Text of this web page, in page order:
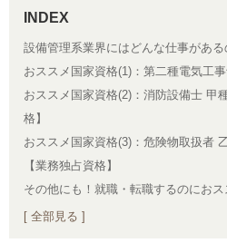
設備管理系業界にはどんな仕事がある
おススメ国家資格(1)：第二種電気工事
おススメ国家資格(2)：消防設備士 甲
格】
おススメ国家資格(3)：危険物取扱者
【業務独占資格】
その他にも！就職・転職するのにお
[ 全部見る ]